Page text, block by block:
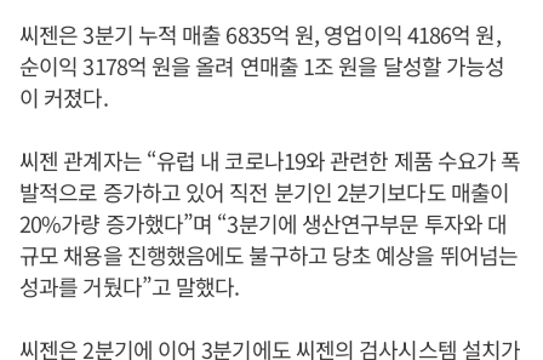
씨젠은 3분기 누적 매출 6835억 원, 영업이익 4186억 원,
순이익 3178억 원을 올려 연매출 1조 원을 달성할 가능성
이 커졌다.
씨젠 관계자는 “유럽 내 코로나19와 관련한 제품 수요가 폭
발적으로 증가하고 있어 직전 분기인 2분기보다도 매출이
20%가량 증가했다”며 “3분기에 생산연구부문 투자와 대
규모 채용을 진행했음에도 불구하고 당초 예상을 뛰어넘는
성과를 거뒀다”고 말했다.
씨젠은 2분기에 이어 3분기에도 씨젠의 검사시스템 설치가